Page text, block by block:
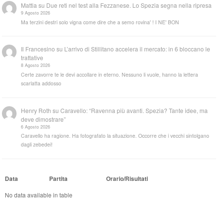
Mattia su Due reti nel test alla Fezzanese. Lo Spezia segna nella ripresa
9 Agosto 2026
Ma terzini destri solo vigna come dire che a semo rovina' ! I NE' BON
Il Francesino su L’arrivo di Stillitano accelera il mercato: in 6 bloccano le
trattative
8 Agosto 2026
Certe zavorre te le devi accollare in eterno. Nessuno li vuole, hanno la lettera
scarlatta addosso
Henry Roth suCaravello: “Ravenna più avanti. Spezia? Tante idee, ma
deve dimostrare”
6 Agosto 2026
Caravello ha ragione. Ha fotografato la situazione. Occorre che i vecchi sintolgano
dagli zebedei!
Data Partita Orario/Risultati
No data available in table